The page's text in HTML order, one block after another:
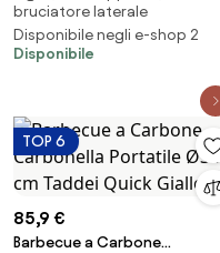
bruciatore laterale
Disponibile negli e-shop 2
Disponibile
TOP 6
85,9 €
Barbecue a Carbone